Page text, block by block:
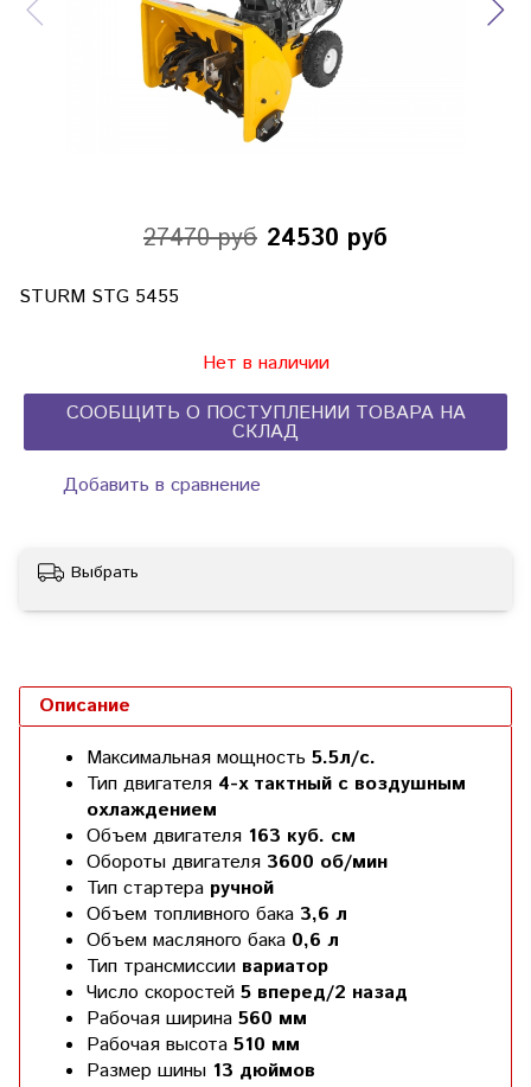
27470 руб 24530 руб
STURM STG 5455
Нет в наличии
СООБЩИТЬ О ПОСТУПЛЕНИИ ТОВАРА НА
СКЛАД
Добавить в сравнение
Выбрать
Описание
Максимальная мощность 5.5л/с.
Тип двигателя 4-х тактный с воздушным
охлаждением
Объем двигателя 163 куб. см
Обороты двигателя 3600 об/мин
Тип стартера ручной
Объем топливного бака 3,6 л
Объем масляного бака 0,6 л
Тип трансмиссии вариатор
Число скоростей 5 вперед/2 назад
Рабочая ширина 560 мм
Рабочая высота 510 мм
Размер шины 13 дюймов